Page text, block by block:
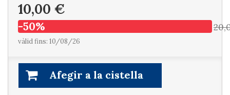
10,00 €
-50%
vàlid fins: 10/08/26
Afegir a la cistella